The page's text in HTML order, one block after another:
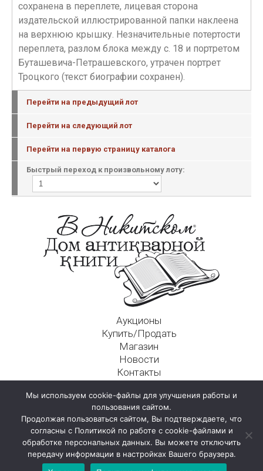
сохранена в переплете, лицевая сторона
издательской иллюстрированной папки наклеена
на верхнюю крышку. Незначительные потертости
переплета, разлом блока между с. 18 и портретом
Буташевича-Петрашевского, утрачен портрет
Троцкого (текст биографии сохранен).
Перейти на предыдущий лот
Перейти на следующий лот
Перейти на первую страницу каталога
Быстрый переход к произвольному лоту:
Аукционы
Купить/Продать
Магазин
Новости
Контакты
125009, г. Москва, Никитский пер., д. 4а, стр. 1
Мы используем cookie-файлы для улучшения работы и
пользования сайтом.
Продолжая пользоваться сайтом, Вы подтверждаете, что
согласны с Политикой по работе с cookie-файлами и
обработке персональных данных. Вы можете отключить
передачу информации в настройках Вашего браузера.